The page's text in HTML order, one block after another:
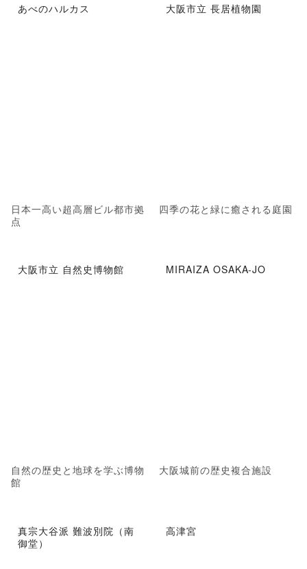
あべのハルカス
日本一高い超高層ビル都市拠
点
大阪市立 長居植物園
四季の花と緑に癒される庭園
大阪市立 自然史博物館
自然の歴史と地球を学ぶ博物
館
MIRAIZA OSAKA-JO
大阪城前の歴史複合施設
真宗大谷派 難波別院（南
御堂）
高津宮